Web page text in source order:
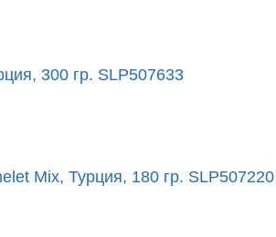
300 гр. SLP507633
Mix, Турция, 180 гр. SLP507220